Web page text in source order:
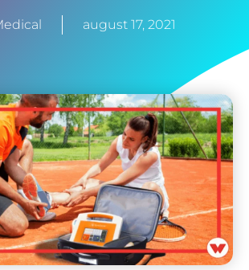
august 17, 2021